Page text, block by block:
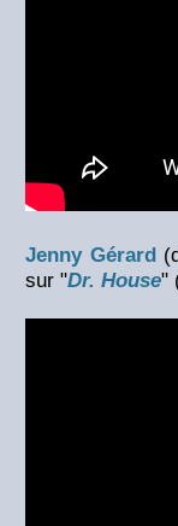
Jenny Gérard
sur "Dr. House"